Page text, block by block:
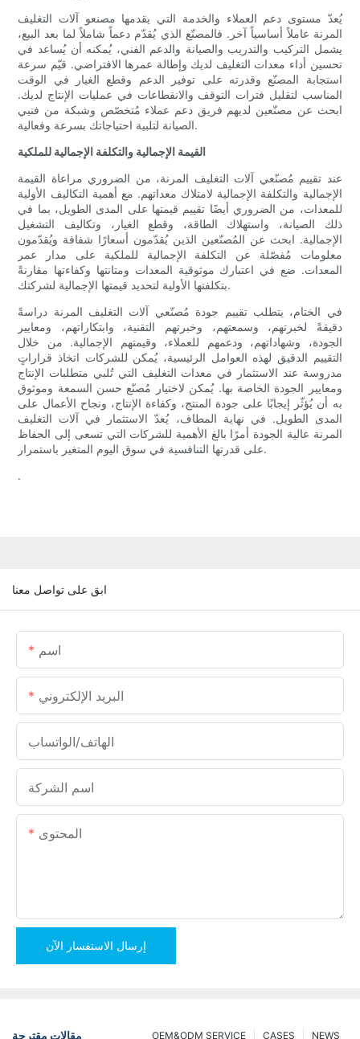
يُعدّ مستوى دعم العملاء والخدمة التي يقدمها مصنعو آلات التغليف
المرنة عاملاً أساسياً آخر. فالمصنّع الذي يُقدّم دعماً شاملاً لما بعد البيع،
يشمل التركيب والتدريب والصيانة والدعم الفني، يُمكنه أن يُساعد في
تحسين أداء معدات التغليف لديك وإطالة عمرها الافتراضي. قيّم سرعة
استجابة المصنّع وقدرته على توفير الدعم وقطع الغيار في الوقت
المناسب لتقليل فترات التوقف والانقطاعات في عمليات الإنتاج لديك.
ابحث عن مصنّعين لديهم فريق دعم عملاء مُتخصّص وشبكة من فنيي
الصيانة لتلبية احتياجاتك بسرعة وفعالية.
القيمة الإجمالية والتكلفة الإجمالية للملكية
عند تقييم مُصنّعي آلات التغليف المرنة، من الضروري مراعاة القيمة
الإجمالية والتكلفة الإجمالية لامتلاك معداتهم. مع أهمية التكاليف الأولية
للمعدات، من الضروري أيضًا تقييم قيمتها على المدى الطويل، بما في
ذلك الصيانة، واستهلاك الطاقة، وقطع الغيار، وتكاليف التشغيل
الإجمالية. ابحث عن المُصنّعين الذين يُقدّمون أسعارًا شفافة ويُقدّمون
معلومات مُفصّلة عن التكلفة الإجمالية للملكية على مدار عمر
المعدات. ضع في اعتبارك موثوقية المعدات ومتانتها وكفاءتها مقارنةً
بتكلفتها الأولية لتحديد قيمتها الإجمالية لشركتك.
في الختام، يتطلب تقييم جودة مُصنّعي آلات التغليف المرنة دراسةً
دقيقةً لخبرتهم، وسمعتهم، وخبرتهم التقنية، وابتكاراتهم، ومعايير
الجودة، وشهاداتهم، ودعمهم للعملاء، وقيمتهم الإجمالية. من خلال
التقييم الدقيق لهذه العوامل الرئيسية، يُمكن للشركات اتخاذ قراراتٍ
مدروسة عند الاستثمار في معدات التغليف التي تُلبي متطلبات الإنتاج
ومعايير الجودة الخاصة بها. يُمكن لاختيار مُصنّع حسن السمعة وموثوق
به أن يُؤثّر إيجابًا على جودة المنتج، وكفاءة الإنتاج، ونجاح الأعمال على
المدى الطويل. في نهاية المطاف، يُعدّ الاستثمار في آلات التغليف
المرنة عالية الجودة أمرًا بالغ الأهمية للشركات التي تسعى إلى الحفاظ
على قدرتها التنافسية في سوق اليوم المتغير باستمرار.
.
ابق على تواصل معنا
اسم
البريد الإلكتروني
الهاتف/الواتساب
اسم الشركة
المحتوى
إرسال الاستفسار الآن
مقالات مقترحة NEWS
CASES
OEM&ODM SERVICE